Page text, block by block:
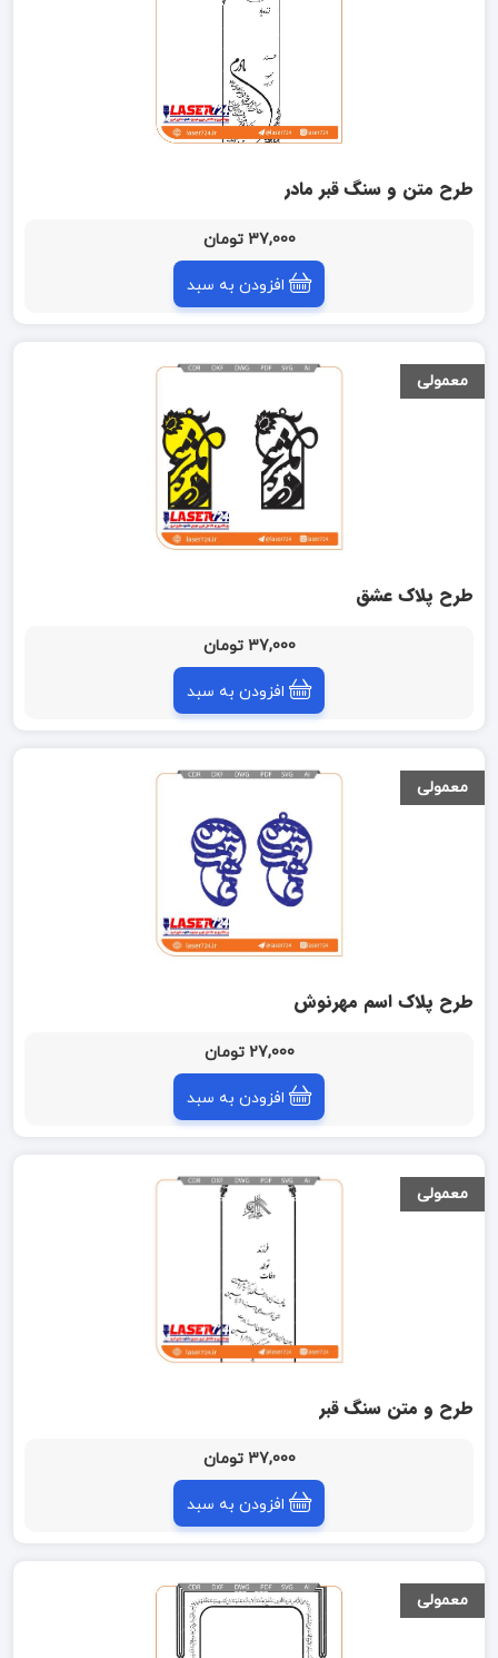
طرح متن و سنگ قبر مادر
37,000 تومان
افزودن به سبد
معمولی
طرح پلاک عشق
37,000 تومان
افزودن به سبد
معمولی
طرح پلاک اسم مهرنوش
27,000 تومان
افزودن به سبد
معمولی
طرح و متن سنگ قبر
37,000 تومان
افزودن به سبد
معمولی